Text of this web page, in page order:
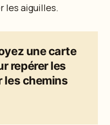
les aiguilles.
une carte
repérer les
les chemins